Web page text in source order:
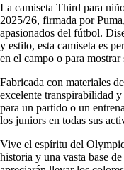
La camiseta Third para
2025/26, firmada por
apasionados del fútbol.
y estilo, esta camiseta es
en el campo o para
Fabricada con materiales
excelente transpirabilidad
para un partido o un
los juniors en todas sus
Vive el espíritu del
historia y una vasta base